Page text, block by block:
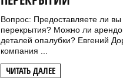
Вопрос: Предоставляете ли
перекрытия? Можно ли
деталей опалубки? Евгений
компания ...
ЧИТАТЬ ДАЛЕЕ